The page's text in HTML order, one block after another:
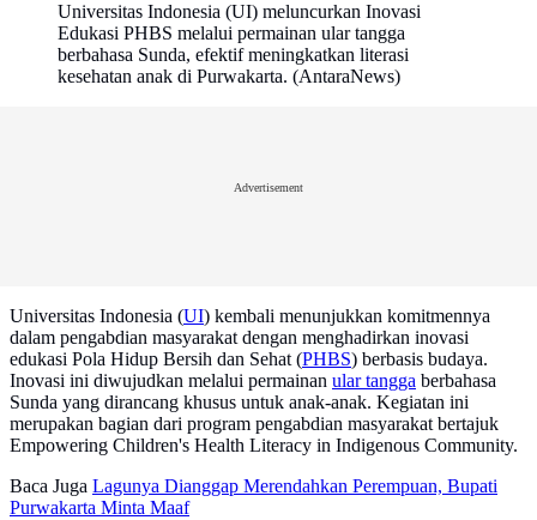
Universitas Indonesia (UI) meluncurkan Inovasi
Edukasi PHBS melalui permainan ular tangga
berbahasa Sunda, efektif meningkatkan literasi
kesehatan anak di Purwakarta. (AntaraNews)
Advertisement
Universitas Indonesia (UI) kembali menunjukkan komitmennya
dalam pengabdian masyarakat dengan menghadirkan inovasi
edukasi Pola Hidup Bersih dan Sehat (PHBS) berbasis budaya.
Inovasi ini diwujudkan melalui permainan ular tangga berbahasa
Sunda yang dirancang khusus untuk anak-anak. Kegiatan ini
merupakan bagian dari program pengabdian masyarakat bertajuk
Empowering Children's Health Literacy in Indigenous Community.
Baca Juga Lagunya Dianggap Merendahkan Perempuan, Bupati
Purwakarta Minta Maaf